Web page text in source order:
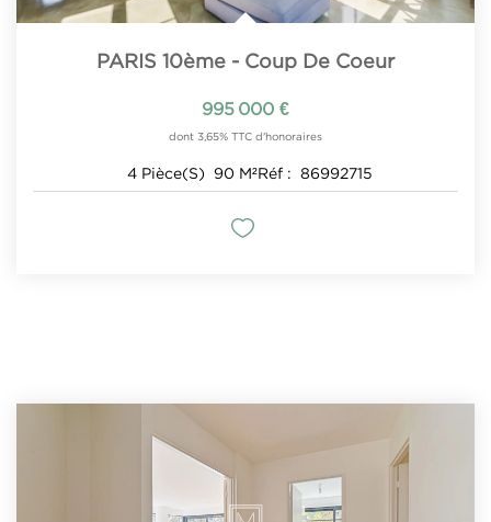
PARIS 10ème - Coup De Coeur
995 000 €
dont 3,65% TTC d'honoraires
4 Pièce(s) 90 M²Réf : 86992715